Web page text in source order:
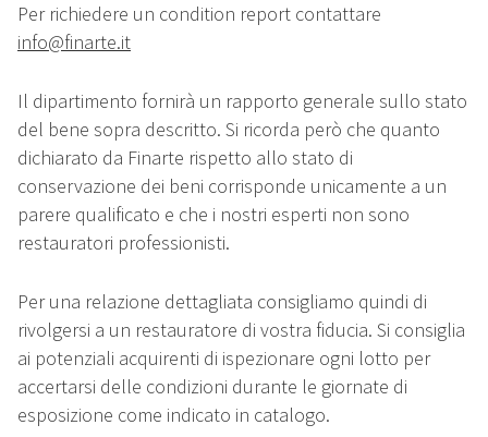
Per richiedere un condition report contattare
info@finarte.it
Il dipartimento fornirà un rapporto generale sullo stato
del bene sopra descritto. Si ricorda però che quanto
dichiarato da Finarte rispetto allo stato di
conservazione dei beni corrisponde unicamente a un
parere qualificato e che i nostri esperti non sono
restauratori professionisti.
Per una relazione dettagliata consigliamo quindi di
rivolgersi a un restauratore di vostra fiducia. Si consiglia
ai potenziali acquirenti di ispezionare ogni lotto per
accertarsi delle condizioni durante le giornate di
esposizione come indicato in catalogo.